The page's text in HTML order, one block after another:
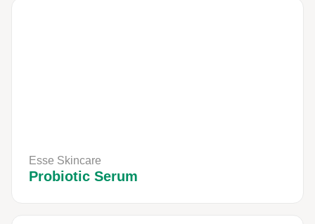
Esse Skincare
Probiotic Serum